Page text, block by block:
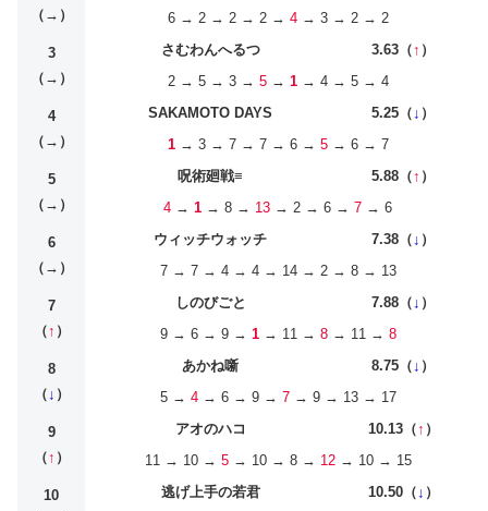
（→）
6 → 2 → 2 → 2 → 4→ 3 → 2 → 2
3
（→）
さむわんへるつ 3.63（↑ ）
2 → 5 → 3 → 5→ 1→ 4 → 5 → 4
4
（→）
SAKAMOTO DAYS 5.25（↓ ）
1→ 3 → 7 → 7 → 6 → 5→ 6 → 7
5
（→）
呪術廻戦≡ 5.88（↑ ）
4 → 1 → 8 → 13 → 2 → 6 → 7 → 6
6
（→）
ウィッチウォッチ 7.38（↓ ）
7 → 7 → 4 → 4 → 14 → 2 → 8 → 13
7
（↑ ）
しのびごと 7.88（↓ ）
9 → 6 → 9 → 1→ 11 → 8→ 11 → 8
8
（↓ ）
あかね噺 8.75（↓ ）
5 → 4→ 6 → 9 → 7→ 9 → 13 → 17
9
（↑ ）
アオのハコ 10.13（↑ ）
11 → 10 → 5→ 10 → 8 → 12→ 10 → 15
10
逃げ上手の若君 10.50（↓ ）